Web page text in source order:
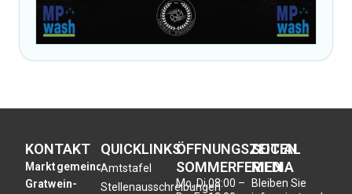
KONTAKT
Marktgemeinde
Gratwein-
QUICKLINKS
Amtstafel
Stellenausschreibungen
ÖFFNUNGSZEITEN
SOMMERFERIEN
Mo, Di,08:00 –
SOCIAL
MEDIA
Bleiben Sie